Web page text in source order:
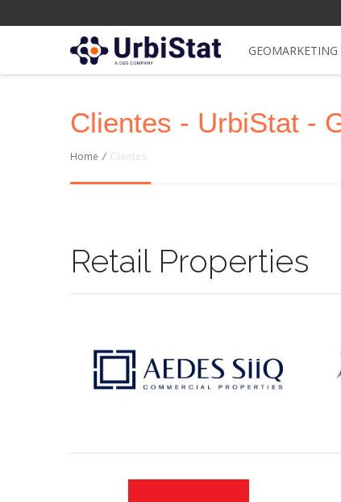
GEOMARKETING
Clientes - UrbiStat -
Home / Clientes
Retail Properties